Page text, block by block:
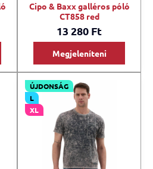
Cipo & Baxx galléros póló
CT858 red
13 280 Ft
Megjeleníteni
ÚJDONSÁG
L
XL